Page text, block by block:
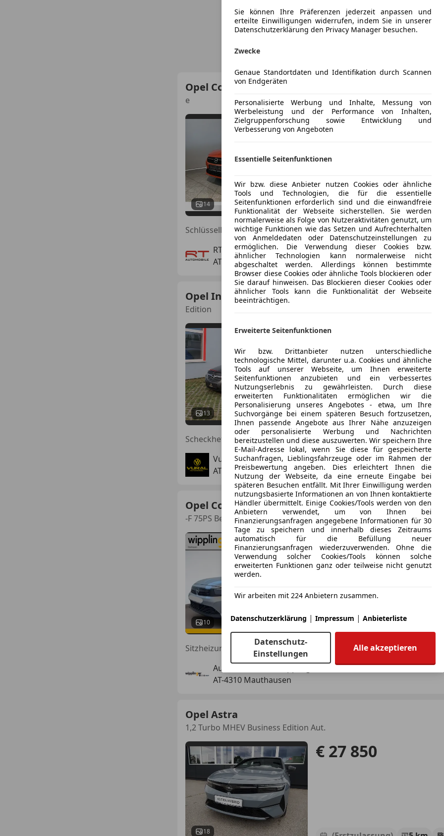
Opel Corsa
e
14
€ 15 990
10/2022 24 220 km
RT-Automobile GmbH
AT-4664 Oberweis
Opel Insignia
Edition
13
€ 4 890
06/2009 150 000 km
Vural Autohandel GmbH
AT-1100 Wien
Opel Corsa
-F 75PS Benzin MT5 LP € 21.753,-
10
€ 13 433
Autohaus Ernest Wipplinger GmbH
AT-4310 Mauthausen
Opel Astra
1,2 Turbo MHEV Business Edition Aut.
18
€ 27 850
Sie können Ihre Präferenzen jederzeit anpassen und
erteilte Einwilligungen widerrufen, indem Sie in unserer
Datenschutzerklärung den Privacy Manager besuchen.
Zwecke
Genaue Standortdaten und Identifikation durch Scannen
von Endgeräten
Personalisierte Werbung und Inhalte, Messung von
Werbeleistung und der Performance von Inhalten,
Zielgruppenforschung sowie Entwicklung und
Verbesserung von Angeboten
Essentielle Seitenfunktionen
Wir bzw. diese Anbieter nutzen Cookies oder ähnliche
Tools und Technologien, die für die essentielle
Seitenfunktionen erforderlich sind und die einwandfreie
Funktionalität der Webseite sicherstellen. Sie werden
normalerweise als Folge von Nutzeraktivitäten genutzt, um
wichtige Funktionen wie das Setzen und Aufrechterhalten
von Anmeldedaten oder Datenschutzeinstellungen zu
ermöglichen. Die Verwendung dieser Cookies bzw.
ähnlicher Technologien kann normalerweise nicht
abgeschaltet werden. Allerdings können bestimmte
Browser diese Cookies oder ähnliche Tools blockieren oder
Sie darauf hinweisen. Das Blockieren dieser Cookies oder
ähnlicher Tools kann die Funktionalität der Webseite
beeinträchtigen.
Erweiterte Seitenfunktionen
Wir bzw. Drittanbieter nutzen unterschiedliche
technologische Mittel, darunter u.a. Cookies und ähnliche
Tools auf unserer Webseite, um Ihnen erweiterte
Seitenfunktionen anzubieten und ein verbessertes
Nutzungserlebnis zu gewährleisten. Durch diese
erweiterten Funktionalitäten ermöglichen wir die
Personalisierung unseres Angebotes - etwa, um Ihre
Suchvorgänge bei einem späteren Besuch fortzusetzen,
Ihnen passende Angebote aus Ihrer Nähe anzuzeigen
oder personalisierte Werbung und Nachrichten
bereitzustellen und diese auszuwerten. Wir speichern Ihre
E-Mail-Adresse lokal, wenn Sie diese für gespeicherte
Suchanfragen, Lieblingsfahrzeuge oder im Rahmen der
Preisbewertung angeben. Dies erleichtert Ihnen die
Nutzung der Webseite, da eine erneute Eingabe bei
späteren Besuchen entfällt. Mit Ihrer Einwilligung werden
nutzungsbasierte Informationen an von Ihnen kontaktierte
Händler übermittelt. Einige Cookies/Tools werden von den
Anbietern verwendet, um von Ihnen bei
Finanzierungsanfragen angegebene Informationen für 30
Tage zu speichern und innerhalb dieses Zeitraums
automatisch für die Befüllung neuer
Finanzierungsanfragen wiederzuverwenden. Ohne die
Verwendung solcher Cookies/Tools können solche
erweiterten Funktionen ganz oder teilweise nicht genutzt
werden.
Wir arbeiten mit 224 Anbietern zusammen.
Datenschutzerklärung | Impressum | Anbieterliste
Datenschutz-
Einstellungen
Alle akzeptieren